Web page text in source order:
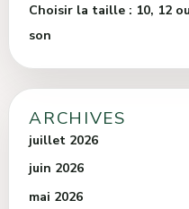
Choisir la taille : 10, 12
son
ARCHIVES
juillet 2026
juin 2026
mai 2026